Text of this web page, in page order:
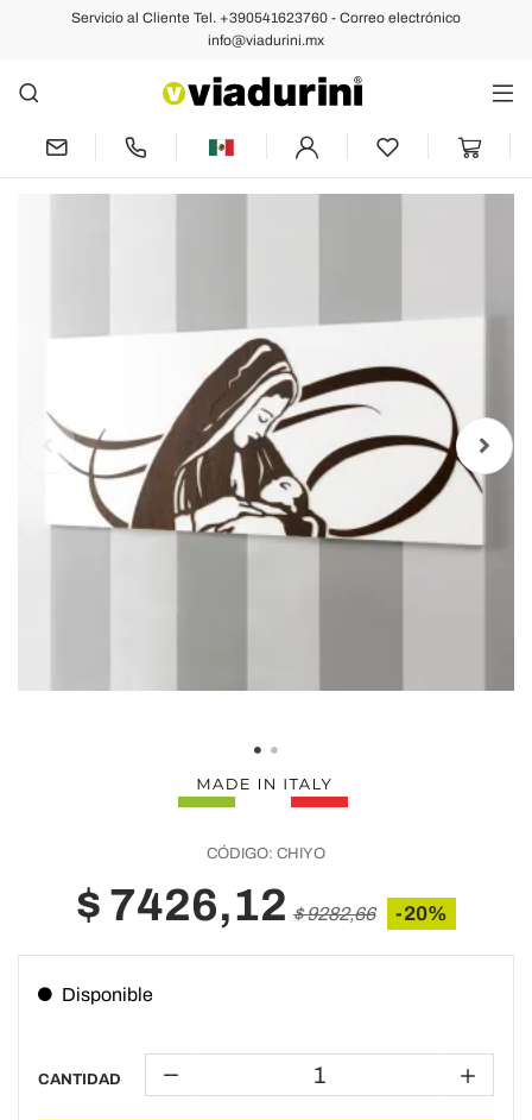
Servicio al Cliente Tel. +390541623760 - Correo electrónico
info@viadurini.mx
Anterior Siguiente
Panel Realizado con Grabado Láser que
Representa a la Madre Made in Italy -
Chiyo
CÓDIGO: CHIYO
$ 7426,12 $ 9282,66 -20%
Disponible
CANTIDAD